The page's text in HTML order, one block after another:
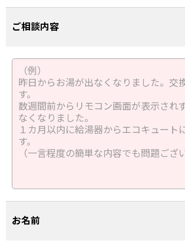
ご相談内容
お名前